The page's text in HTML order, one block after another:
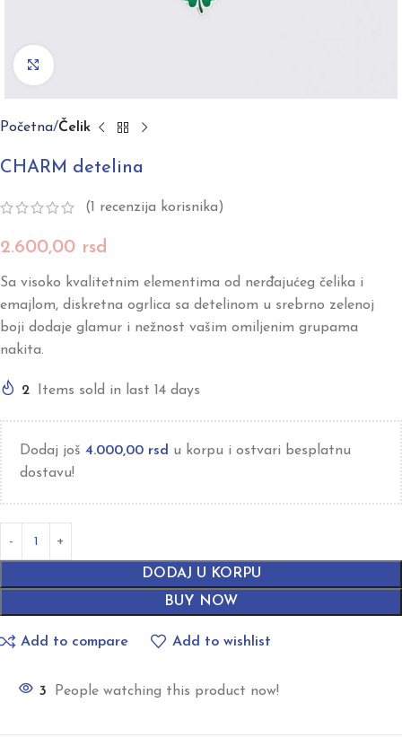
Početna Čelik
CHARM detelina
(1 recenzija korisnika)
2.600,00 rsd
Sa visoko kvalitetnim elementima od nerđajućeg čelika i
emajlom, diskretna ogrlica sa detelinom u srebrno zelenoj
boji dodaje glamur i nežnost vašim omiljenim grupama
nakita.
2 Items sold in last 14 days
Dodaj još 4.000,00 rsd u korpu i ostvari besplatnu
dostavu!
DODAJ U KORPU
BUY NOW
Add to compare Add to wishlist
3 People watching this product now!